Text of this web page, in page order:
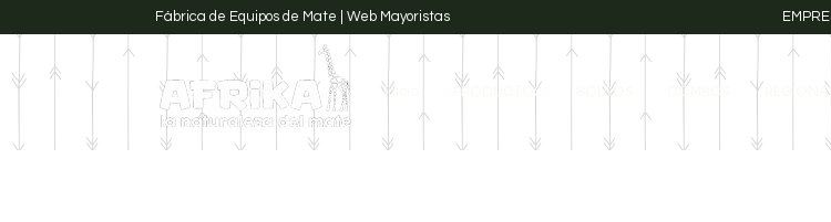
Fábrica de Equipos de Mate | Web Mayoristas
Inicio PRODUCTOS BOLSOS COMBOS